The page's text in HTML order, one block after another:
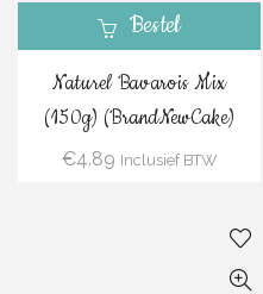
Bestel
Naturel Bavarois Mix
(150g) (BrandNewCake)
€4.89 Inclusief BTW